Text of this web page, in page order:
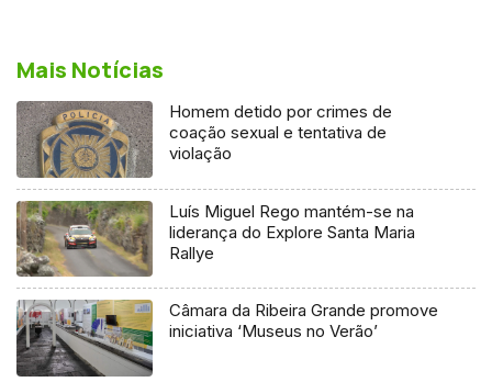
Mais Notícias
Homem detido por crimes de
coação sexual e tentativa de
violação
Luís Miguel Rego mantém-se na
liderança do Explore Santa Maria
Rallye
Câmara da Ribeira Grande promove
iniciativa ‘Museus no Verão’